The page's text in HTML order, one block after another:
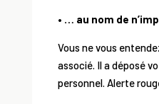
• … au nom de
Vous ne vous
associé. Il a déposé
personnel. Alerte